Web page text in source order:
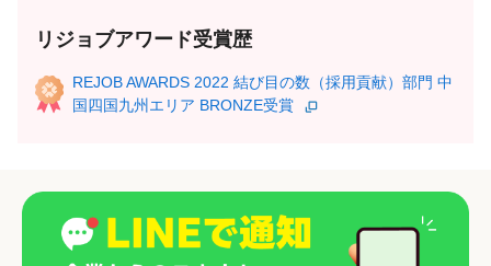
リジョブアワード受賞歴
REJOB AWARDS 2022 結び目の数（採用貢献）部門 中
国四国九州エリア BRONZE受賞